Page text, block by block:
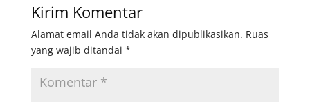
Kirim Komentar
Alamat email Anda tidak akan dipublikasikan. Ruas
yang wajib ditandai *